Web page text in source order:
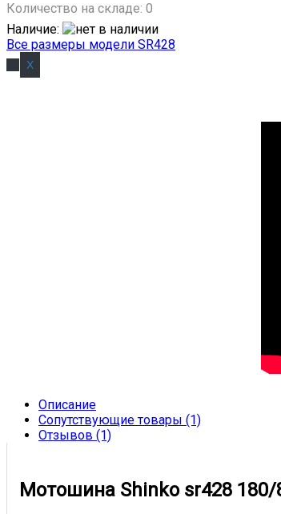
Количество на складе: 0
Наличие:
Все размеры модели SR428
Описание
Сопутствующие товары (1)
Отзывов (1)
Мотошина Shinko sr428 180/